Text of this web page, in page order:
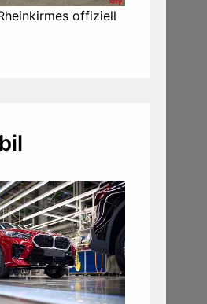
offiziell